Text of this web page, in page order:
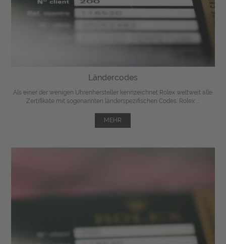
Ländercodes
Als einer der wenigen Uhrenhersteller kennzeichnet Rolex weltweit alle
Zertifikate mit sogenannten länderspezifischen Codes. Rolex ...
MEHR